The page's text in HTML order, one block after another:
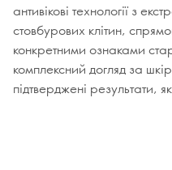
антивікові технології з
стовбурових клітин,
конкретними ознаками
комплексний догляд за
підтверджені результати,